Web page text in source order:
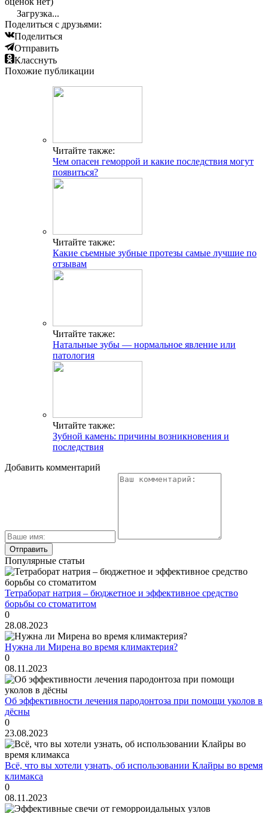
Загрузка...
Поделиться с друзьями:
Поделиться
Отправить
Класснуть
Похожие публикации
Читайте также:
Чем опасен геморрой и какие последствия могут
появиться?
Читайте также:
Какие съемные зубные протезы самые лучшие по
отзывам
Читайте также:
Натальные зубы — нормальное явление или
патология
Читайте также:
Зубной камень: причины возникновения и
последствия
Добавить комментарий
Популярные статьи
Тетраборат натрия – бюджетное и эффективное средство
борьбы со стоматитом
0
28.08.2023
Нужна ли Мирена во время климактерия?
0
08.11.2023
Об эффективности лечения пародонтоза при помощи уколов в
дёсны
0
23.08.2023
Всё, что вы хотели узнать, об использовании Клайры во время
климакса
0
08.11.2023